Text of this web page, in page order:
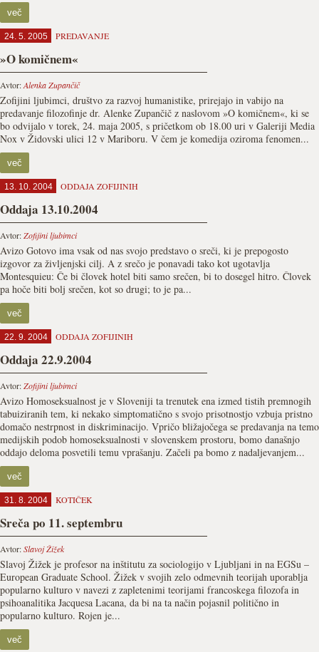
več
24. 5. 2005 PREDAVANJE
»O komičnem«
Avtor:Alenka Zupančič
Zofijini ljubimci, društvo za razvoj humanistike, prirejajo in vabijo na
predavanje filozofinje dr. Alenke Zupančič z naslovom »O komičnem«, ki se
bo odvijalo v torek, 24. maja 2005, s pričetkom ob 18.00 uri v Galeriji Media
Nox v Židovski ulici 12 v Mariboru. V čem je komedija oziroma fenomen...
več
13. 10. 2004 ODDAJA ZOFIJINIH
Oddaja 13.10.2004
Avtor:Zofijini ljubimci
Avizo Gotovo ima vsak od nas svojo predstavo o sreči, ki je prepogosto
izgovor za življenjski cilj. A z srečo je ponavadi tako kot ugotavlja
Montesquieu: Če bi človek hotel biti samo srečen, bi to dosegel hitro. Človek
pa hoče biti bolj srečen, kot so drugi; to je pa...
več
22. 9. 2004 ODDAJA ZOFIJINIH
Oddaja 22.9.2004
Avtor:Zofijini ljubimci
Avizo Homoseksualnost je v Sloveniji ta trenutek ena izmed tistih premnogih
tabuiziranih tem, ki nekako simptomatično s svojo prisotnostjo vzbuja pristno
domačo nestrpnost in diskriminacijo. Vpričo bližajočega se predavanja na temo
medijskih podob homoseksualnosti v slovenskem prostoru, bomo današnjo
oddajo deloma posvetili temu vprašanju. Začeli pa bomo z nadaljevanjem...
več
31. 8. 2004 KOTIČEK
Sreča po 11. septembru
Avtor:Slavoj Žižek
Slavoj Žižek je profesor na inštitutu za sociologijo v Ljubljani in na EGSu –
European Graduate School. Žižek v svojih zelo odmevnih teorijah uporablja
popularno kulturo v navezi z zapletenimi teorijami francoskega filozofa in
psihoanalitika Jacquesa Lacana, da bi na ta način pojasnil politično in
popularno kulturo. Rojen je...
več